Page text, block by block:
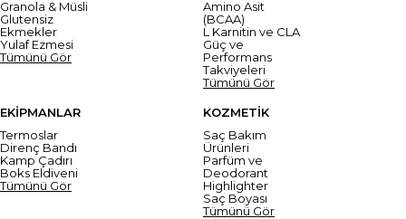
Granola & Müsli
Glutensiz
Ekmekler
Yulaf Ezmesi
Tümünü Gör
Amino Asit
(BCAA)
L Karnitin ve CLA
Güç ve
Performans
Takviyeleri
Tümünü Gör
EKİPMANLAR
Termoslar
Direnç Bandı
Kamp Çadırı
Boks Eldiveni
Tümünü Gör
KOZMETİK
Saç Bakım
Ürünleri
Parfüm ve
Deodorant
Highlighter
Saç Boyası
Tümünü Gör